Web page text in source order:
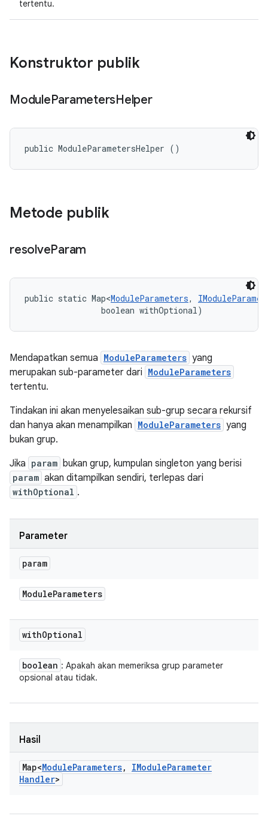
tertentu.
Konstruktor publik
ModuleParametersHelper
public ModuleParametersHelper ()
Metode publik
resolveParam
public static Map<ModuleParameters,
                boolean withOptional)
Mendapatkan semua ModuleParameters yang
merupakan sub-parameter dari ModuleParameters
tertentu.
Tindakan ini akan menyelesaikan sub-grup secara rekursif
dan hanya akan menampilkan ModuleParameters yang
bukan grup.
Jika param bukan grup, kumpulan singleton yang berisi
param akan ditampilkan sendiri, terlepas dari
withOptional .
Parameter
param
ModuleParameters
withOptional
boolean : Apakah akan memeriksa grup parameter
opsional atau tidak.
Hasil
Map<ModuleParameters, IModuleParameter
Handler>